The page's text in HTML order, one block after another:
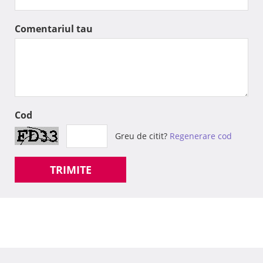
Comentariul tau
Cod
Greu de citit? Regenerare cod
TRIMITE